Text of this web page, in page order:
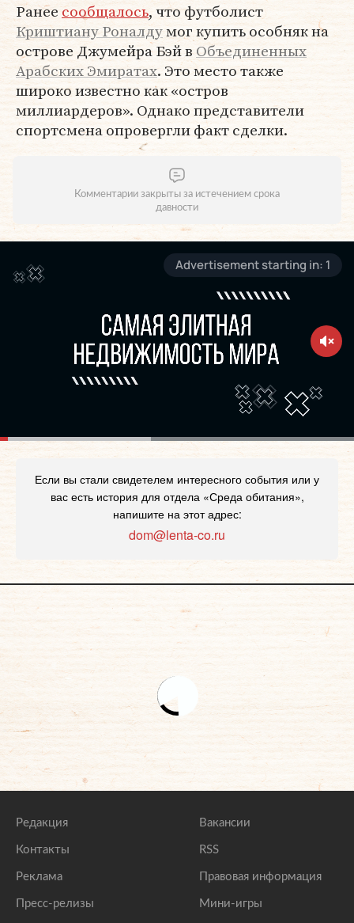
Ранеесообщалось, что футболист
Криштиану Роналдумог купить особняк на
острове Джумейра Бэй вОбъединенных
Арабских Эмиратах. Это место также
широко известно как «остров
миллиардеров». Однако представители
спортсмена опровергли факт сделки.
Комментарии закрыты за истечением срока
давности
Если вы стали свидетелем интересного события или у
вас есть история для отдела «Среда обитания»,
напишите на этот адрес:
dom@lenta-co.ru
Редакция
Контакты
Реклама
Пресс-релизы
Вакансии
RSS
Правовая информация
Мини-игры